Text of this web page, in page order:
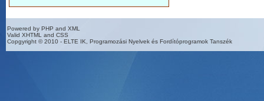
Powered by PHP and XML
Valid XHTML and CSS
Copgyright © 2010 - ELTE IK, Programozási Nyelvek és Fordítóprogramok Tanszék